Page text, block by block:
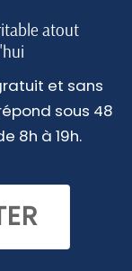
atout
et sans
sous 48
8h à 19h.